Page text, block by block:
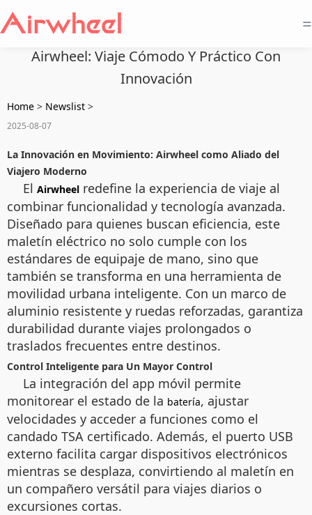
=
Airwheel: Viaje Cómodo Y Práctico Con
Innovación
Home > Newslist >
2025-08-07
La Innovación en Movimiento: Airwheel como Aliado del
Viajero Moderno
El Airwheel redefine la experiencia de viaje al
combinar funcionalidad y tecnología avanzada.
Diseñado para quienes buscan eficiencia, este
maletín eléctrico no solo cumple con los
estándares de equipaje de mano, sino que
también se transforma en una herramienta de
movilidad urbana inteligente. Con un marco de
aluminio resistente y ruedas reforzadas, garantiza
durabilidad durante viajes prolongados o
traslados frecuentes entre destinos.
Control Inteligente para Un Mayor Control
La integración del app móvil permite
monitorear el estado de la batería, ajustar
velocidades y acceder a funciones como el
candado TSA certificado. Además, el puerto USB
externo facilita cargar dispositivos electrónicos
mientras se desplaza, convirtiendo al maletín en
un compañero versátil para viajes diarios o
excursiones cortas.